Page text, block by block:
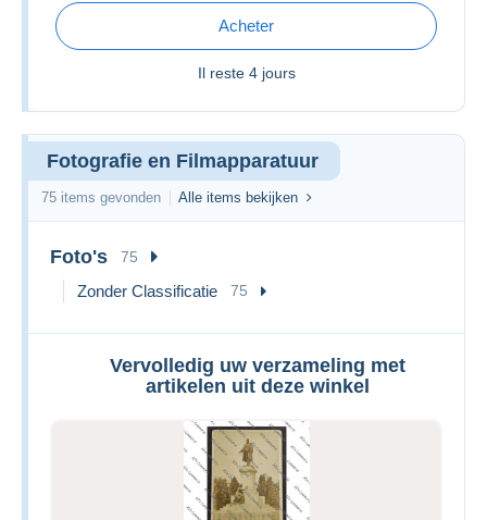
Acheter
Il reste 4 jours
Fotografie en Filmapparatuur
75 items gevonden Alle items bekijken
Foto's 75
Zonder Classificatie 75
Vervolledig uw verzameling met
artikelen uit deze winkel